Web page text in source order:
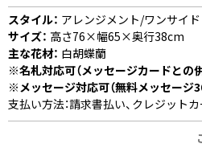
スタイル： アレンジメント/ワンサイド
サイズ： 高さ76×幅65×奥行38cm
主な花材： 白胡蝶蘭
※名札対応可（メッセージカードとの
※メッセージ対応可（無料メッセージ
支払い方法：請求書払い、クレジット